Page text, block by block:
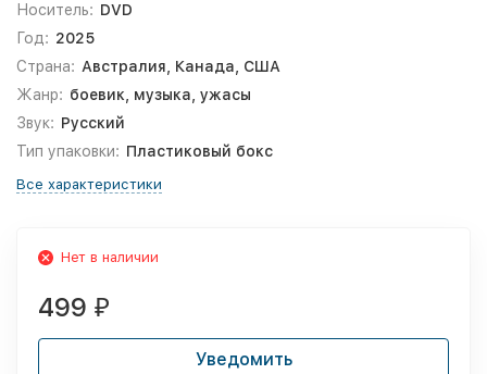
Носитель: DVD
Год: 2025
Страна: Австралия, Канада, США
Жанр: боевик, музыка, ужасы
Звук: Русский
Тип упаковки: Пластиковый бокс
Все характеристики
Нет в наличии
499 ₽
Уведомить